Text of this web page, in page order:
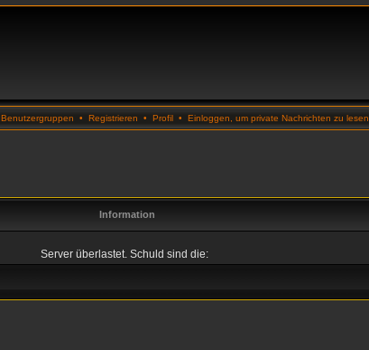
Benutzergruppen • Registrieren • Profil • Einloggen, um private Nachrichten zu lesen
Information
Server überlastet. Schuld sind die: